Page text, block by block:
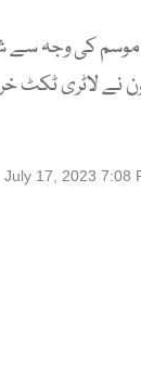
موسم کی وجہ سے
July 17, 2023 7:08